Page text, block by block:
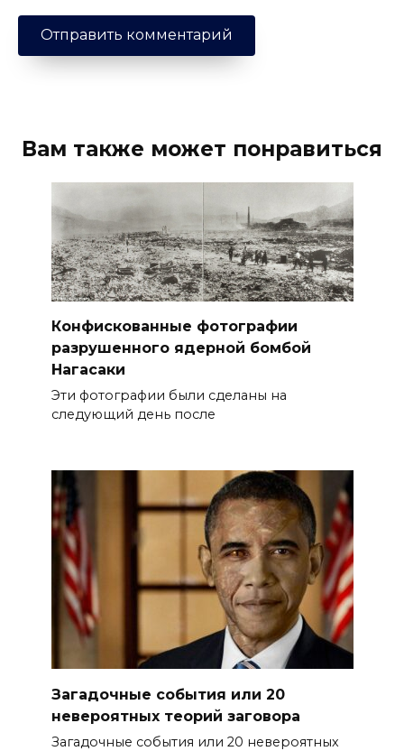
Вам также может понравиться
Конфискованные фотографии
разрушенного ядерной бомбой
Нагасаки
Эти фотографии были сделаны на
следующий день после
Загадочные события или 20
невероятных теорий заговора
Загадочные события или 20 невероятных